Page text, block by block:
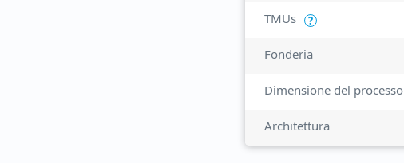
TMUs ?
Fonderia
Dimensione del processo
Architettura